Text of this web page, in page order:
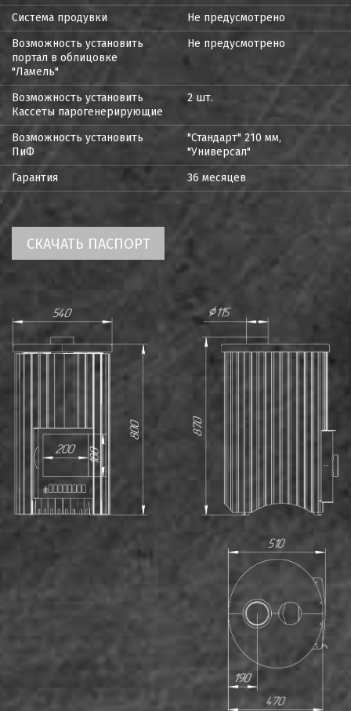
Система продувки
Не предусмотрено
Возможность установить
портал в облицовке
"Ламель"
Не предусмотрено
Возможность установить
Кассеты парогенерирующие
2 шт.
Возможность установить
ПиФ
"Стандарт" 210 мм,
"Универсал"
Гарантия
36 месяцев
СКАЧАТЬ ПАСПОРТ